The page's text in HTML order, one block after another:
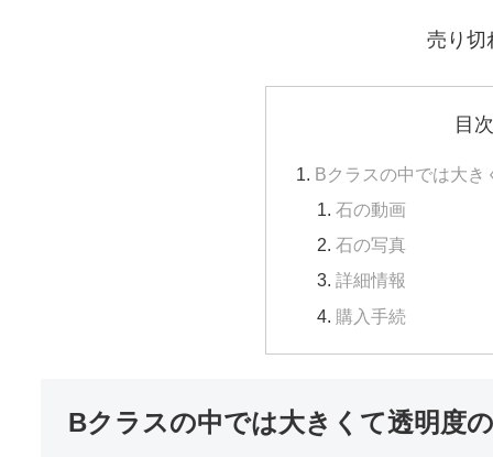
売り切
目
Bクラスの中では大き
石の動画
石の写真
詳細情報
購入手続
Bクラスの中では大きくて透明度